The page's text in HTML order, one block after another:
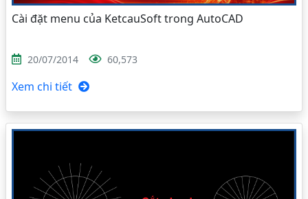
Cài đặt menu của KetcauSoft trong AutoCAD
20/07/2014 60,573
Xem chi tiết